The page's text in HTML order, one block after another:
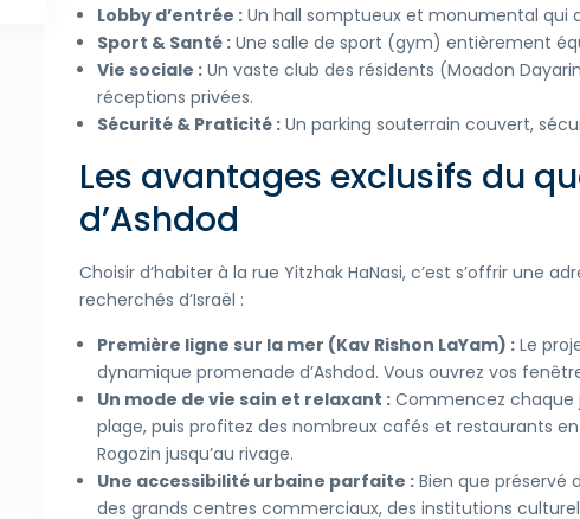
Lobby d’entrée : Un hall somptueux et monumental qui
Sport & Santé : Une salle de sport (gym) entièrement
Vie sociale : Un vaste club des résidents (Moadon
réceptions privées.
Sécurité & Praticité : Un parking souterrain couvert,
Les avantages exclusifs du
d’Ashdod
Choisir d’habiter à la rue Yitzhak HaNasi, c’est s’offrir une
recherchés d’Israël :
Première ligne sur la mer (Kav Rishon LaYam) : Le
dynamique promenade d’Ashdod. Vous ouvrez vos
Un mode de vie sain et relaxant : Commencez chaque
plage, puis profitez des nombreux cafés et restaurants
Rogozin jusqu’au rivage.
Une accessibilité urbaine parfaite : Bien que
des grands centres commerciaux, des institutions